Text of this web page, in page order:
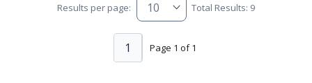
Results per page: Total Results: 9
Page 1 of 1
1